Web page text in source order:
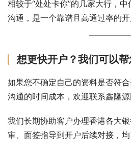
相较于“处处卡你”的几家大行，
沟通，是一个靠谱且高通过率的开
想更快开户？我们可以
如果您不确定自己的资料是否符
沟通的时间成本，欢迎联系鑫隆源
我们长期协助客户办理香港各大
审、面签指导到开户后续对接，